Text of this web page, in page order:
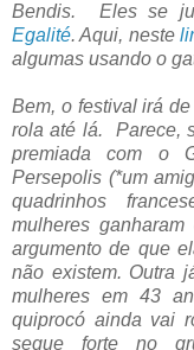
Bendis. Eles se
Egalité. Aqui, neste
algumas usando o
Bem, o festival irá
rola até lá. Parece,
premiada com o
Persepolis (*um
quadrinhos
mulheres
argumento de que
não existem. Outra
mulheres em 43
quiprocó ainda vai
segue forte no